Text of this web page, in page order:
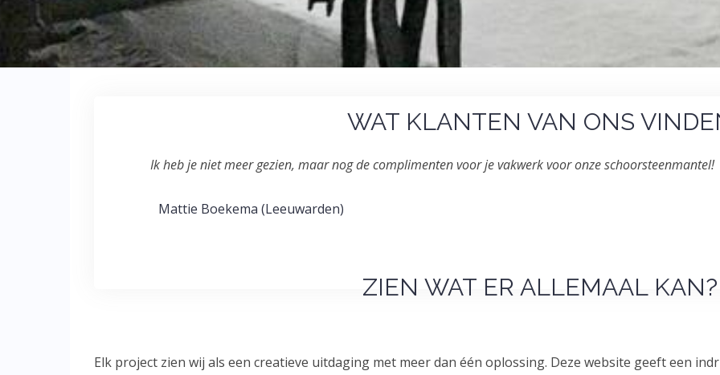
WAT KLANTEN VAN ONS
Ik heb je niet meer gezien, maar nog de complimenten voor je vakwerk voor onze schoorsteenmantel!
Mattie Boekema (Leeuwarden)
ZIEN WAT ER ALLEMAAL KAN?
Elk project zien wij als een creatieve uitdaging met meer dan één oplossing. Deze website geeft een